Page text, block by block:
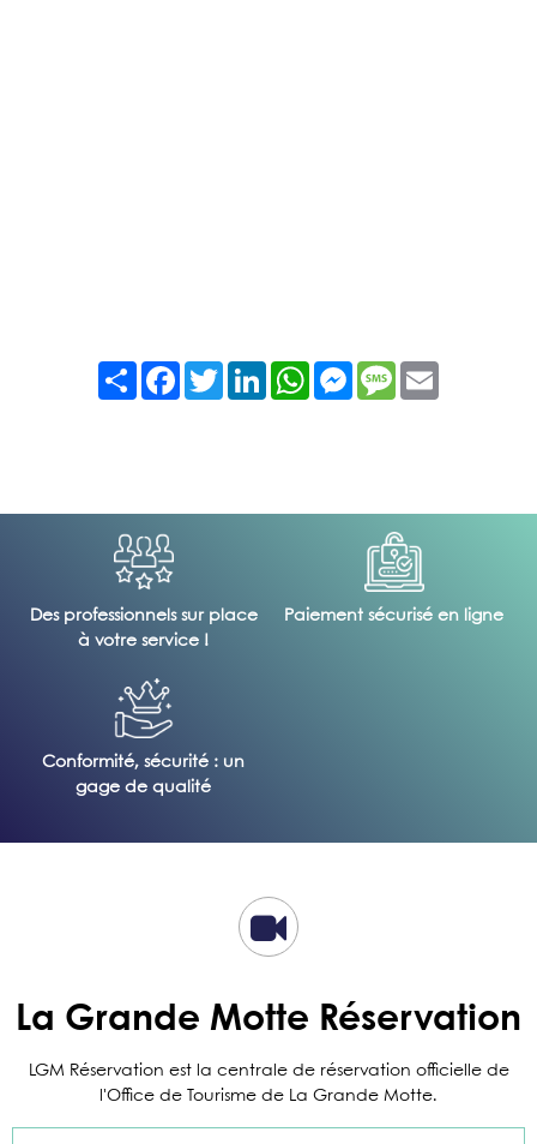
Partager FacebookTwitter LinkedIn WhatsAppMessengerMessage
Des professionnels sur place
à votre service !
Paiement sécurisé en ligne
Conformité, sécurité : un
gage de qualité
La Grande Motte Réservation
LGM Réservation est la centrale de réservation officielle de
l'Office de Tourisme de La Grande Motte.